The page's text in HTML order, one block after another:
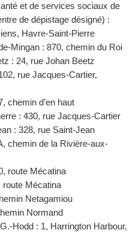
et de services sociaux de
de dépistage désigné) :
Havre-Saint-Pierre
Mingan : 870, chemin du Roi
: 24, rue Johan Beetz
rue Jacques-Cartier,
chemin d’en haut
: 430, rue Jacques-Cartier
: 328, rue Saint-Jean
chemin de la Rivière-aux-
route Mécatina
Mécatina
Netagamiou
Normand
Hodd : 1, Harrington Harbour,